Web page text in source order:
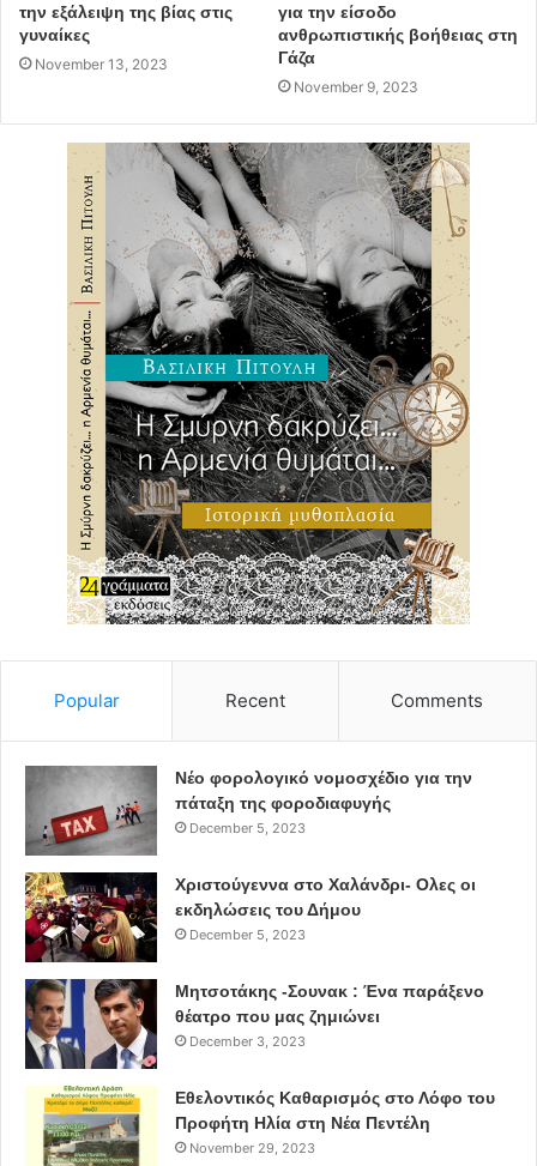
την εξάλειψη της βίας στις
γυναίκες
November 13, 2023
για την είσοδο
ανθρωπιστικής βοήθειας στη
Γάζα
November 9, 2023
Popular Recent Comments
Νέο φορολογικό νομοσχέδιο για την
πάταξη της φοροδιαφυγής
December 5, 2023
Χριστούγεννα στο Χαλάνδρι- Ολες οι
εκδηλώσεις του Δήμου
December 5, 2023
Μητσοτάκης -Σουνακ : Ένα παράξενο
θέατρο που μας ζημιώνει
December 3, 2023
Εθελοντικός Καθαρισμός στο Λόφο του
Προφήτη Ηλία στη Νέα Πεντέλη
November 29, 2023